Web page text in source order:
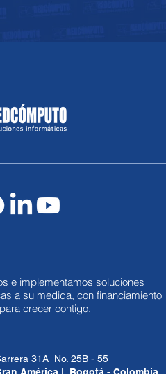
e implementamos soluciones
a su medida, con financiamiento
crecer contigo.
31A No. 25B - 55